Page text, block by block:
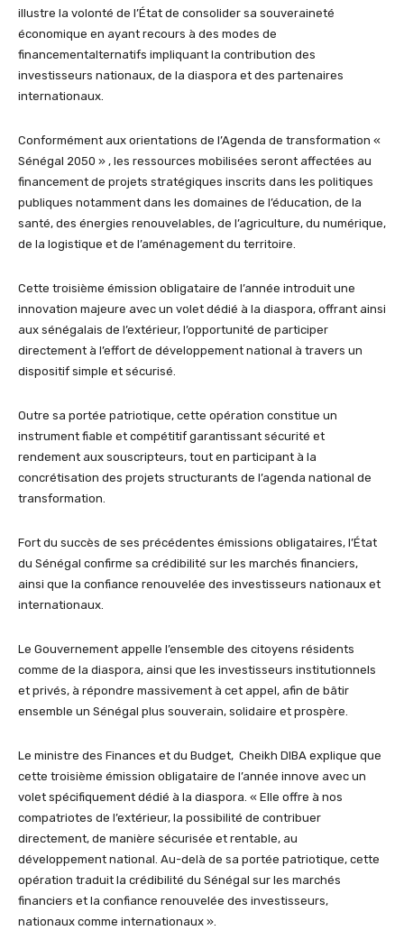
illustre la volonté de l’État de consolider sa souveraineté
économique en ayant recours à des modes de
financementalternatifs impliquant la contribution des
investisseurs nationaux, de la diaspora et des partenaires
internationaux.
Conformément aux orientations de l’Agenda de transformation «
Sénégal 2050 » , les ressources mobilisées seront affectées au
financement de projets stratégiques inscrits dans les politiques
publiques notamment dans les domaines de l’éducation, de la
santé, des énergies renouvelables, de l’agriculture, du numérique,
de la logistique et de l’aménagement du territoire.
Cette troisième émission obligataire de l’année introduit une
innovation majeure avec un volet dédié à la diaspora, offrant ainsi
aux sénégalais de l’extérieur, l’opportunité de participer
directement à l’effort de développement national à travers un
dispositif simple et sécurisé.
Outre sa portée patriotique, cette opération constitue un
instrument fiable et compétitif garantissant sécurité et
rendement aux souscripteurs, tout en participant à la
concrétisation des projets structurants de l’agenda national de
transformation.
Fort du succès de ses précédentes émissions obligataires, l’État
du Sénégal confirme sa crédibilité sur les marchés financiers,
ainsi que la confiance renouvelée des investisseurs nationaux et
internationaux.
Le Gouvernement appelle l’ensemble des citoyens résidents
comme de la diaspora, ainsi que les investisseurs institutionnels
et privés, à répondre massivement à cet appel, afin de bâtir
ensemble un Sénégal plus souverain, solidaire et prospère.
Le ministre des Finances et du Budget, Cheikh DIBA explique que
cette troisième émission obligataire de l’année innove avec un
volet spécifiquement dédié à la diaspora. « Elle offre à nos
compatriotes de l’extérieur, la possibilité de contribuer
directement, de manière sécurisée et rentable, au
développement national. Au-delà de sa portée patriotique, cette
opération traduit la crédibilité du Sénégal sur les marchés
financiers et la confiance renouvelée des investisseurs,
nationaux comme internationaux ».